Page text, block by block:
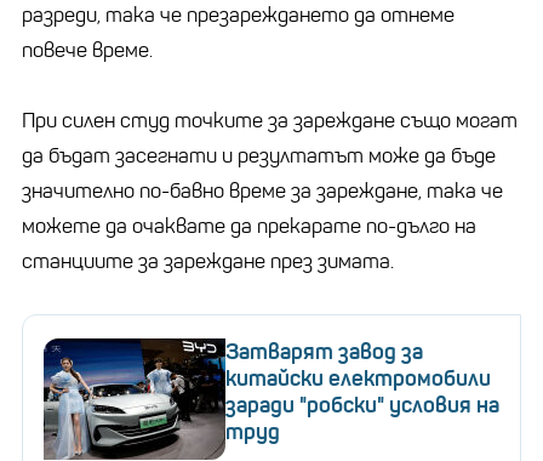
разреди, така че презареждането да отнеме
повече време.
При силен студ точките за зареждане също могат
да бъдат засегнати и резултатът може да бъде
значително по-бавно време за зареждане, така че
можете да очаквате да прекарате по-дълго на
станциите за зареждане през зимата.
Затварят завод за
китайски електромобили
заради "робски" условия на
труд